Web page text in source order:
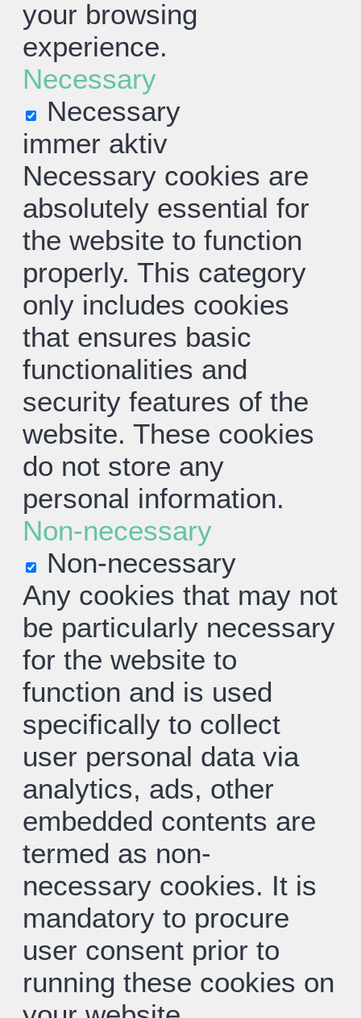
your browsing
experience.
Necessary
Necessary
immer aktiv
Necessary cookies are
absolutely essential for
the website to function
properly. This category
only includes cookies
that ensures basic
functionalities and
security features of the
website. These cookies
do not store any
personal information.
Non-necessary
Non-necessary
Any cookies that may not
be particularly necessary
for the website to
function and is used
specifically to collect
user personal data via
analytics, ads, other
embedded contents are
termed as non-
necessary cookies. It is
mandatory to procure
user consent prior to
running these cookies on